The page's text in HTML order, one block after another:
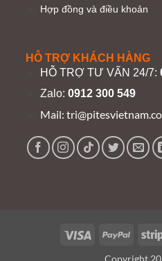
Hợp đồng và điều khoản
HỖ TRỢ KHÁCH HÀNG
HỖ TRỢ TƯ VẤN 24/7:
Zalo:0912 300 549
Mail:
Visa PayPal